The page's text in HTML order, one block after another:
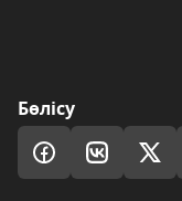
Бөлісу